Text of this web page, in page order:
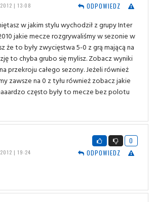
2012 | 13:08
ODPOWIEDZ
w jakim stylu wychodził z grupy Inter
jakie mecze rozgrywaliśmy w sezonie w
że to były zwycięstwa 5-0 z grą mającą na
to chyba grubo się mylisz. Zobacz wyniki
przekroju całego sezony. Jeżeli również
zawsze na 0 z tyłu również zobacz jakie
często były to mecze bez polotu
2012 | 19:24
0
ODPOWIEDZ